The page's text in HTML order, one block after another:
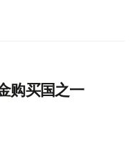
购买国之一